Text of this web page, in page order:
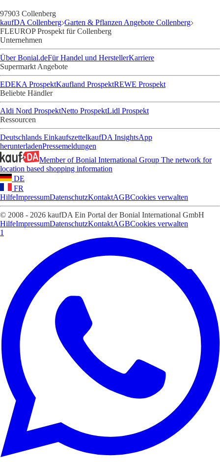
97903 Collenberg
kaufDA Collenberg Garten & Pflanzen Angebote Collenberg
FLEUROP Prospekt für Collenberg
Unternehmen
Über Bonial.deFür Handel und HerstellerKarriere
Supermarkt Angebote
EDEKA ProspektKaufland ProspektREWE Prospekt
Beliebte Händler
Aldi Nord ProspektNetto ProspektLidl Prospekt
Ressourcen
Deutschlands EinkaufszettelkaufDA InsightsApp
herunterladenPressemeldungen
Member of Bonial International Group The network for
location based shopping information
DE
FR
HilfeImpressumDatenschutzKontaktAGBCookies verwalten
© 2008 - 2026 kaufDA Ein Portal der Bonial International GmbH
HilfeImpressumDatenschutzKontaktAGBCookies verwalten
1